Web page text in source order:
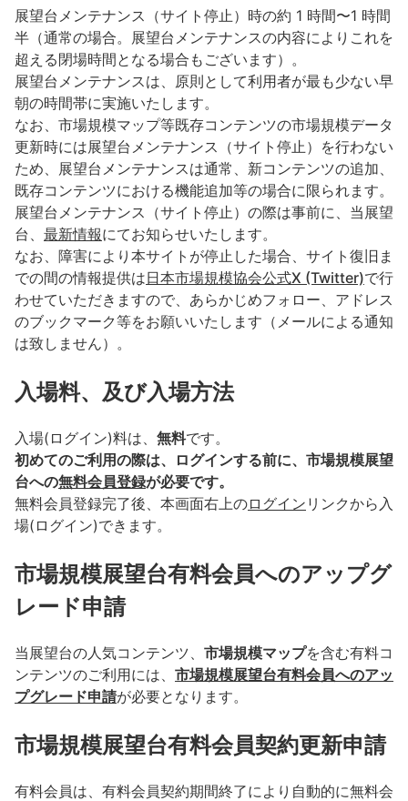
展望台メンテナンス（サイト停止）時の約 1 時間〜1 時間
半（通常の場合。展望台メンテナンスの内容によりこれを
超える閉場時間となる場合もございます）。
展望台メンテナンスは、原則として利用者が最も少ない早
朝の時間帯に実施いたします。
なお、市場規模マップ等既存コンテンツの市場規模データ
更新時には展望台メンテナンス（サイト停止）を行わない
ため、展望台メンテナンスは通常、新コンテンツの追加、
既存コンテンツにおける機能追加等の場合に限られます。
展望台メンテナンス（サイト停止）の際は事前に、 当展望
台
最新情報にてお知らせいたします。
なお、障害により本サイトが停止した場合、サイト復旧ま
での間の情報提供は日本市場規模協会公式X (Twitter)で行
わせていただきますので、あらかじめフォロー、アドレス
のブックマーク等をお願いいたします（メールによる通知
は致しません）。
入場料、及び入場方法
入場(ログイン)料は、 無料です。
初めてのご利用の際は、ログインする前に、 市場規模展望
台への無料会員登録が必要です。
無料会員登録完了後、本画面右上のログイン リンクから入
場(ログイン)できます。
市場規模展望台有料会員へのアップグ
レード申請
当展望台の人気コンテンツ、 市場規模マップを含む有料コ
ンテンツのご利用には、 市場規模展望台有料会員へのアッ
プグレード申請が必要となります。
市場規模展望台有料会員契約更新申請
有料会員は、有料会員契約期間終了により自動的に無料会